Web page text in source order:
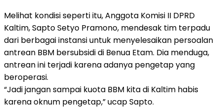
Melihat kondisi seperti itu, Anggota Komisi II DPRD
Kaltim, Sapto Setyo Pramono, mendesak tim terpadu
dari berbagai instansi untuk menyelesaikan persoalan
antrean BBM bersubsidi di Benua Etam. Dia menduga,
antrean ini terjadi karena adanya pengetap yang
beroperasi.
“Jadi jangan sampai kuota BBM kita di Kaltim habis
karena oknum pengetap,” ucap Sapto.